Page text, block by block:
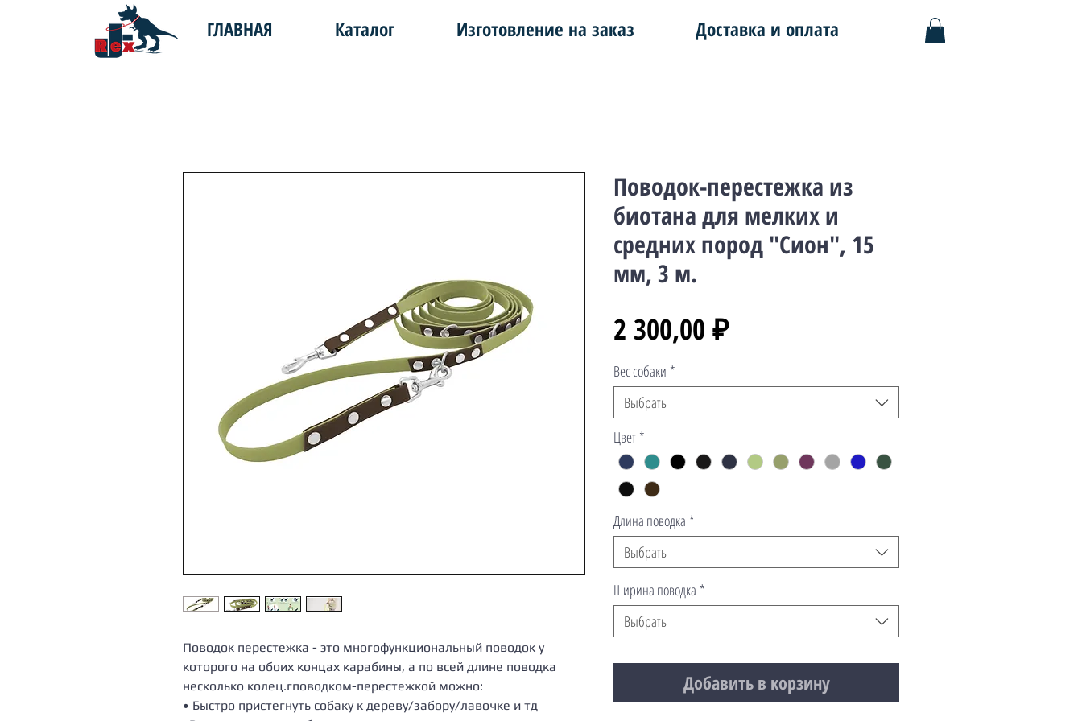
ГЛАВНАЯ Каталог Изготовление на заказ Доставка и оплата
Поводок перестежка - это многофункциональный поводок у
которого на обоих концах карабины, а по всей длине поводка
несколько колец.гповодком-перестежкой можно:
• Быстро пристегнуть собаку к дереву/забору/лавочке и тд
Поводок-перестежка из
биотана для мелких и
средних пород "Сион", 15
мм, 3 м.
2 300,00 ₽Цена
Вес собаки *
Выбрать
Цвет *
Длина поводка *
Выбрать
Ширина поводка *
Выбрать
Добавить в корзину